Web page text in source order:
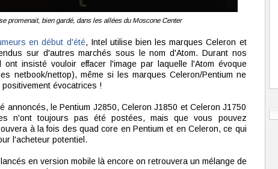
promenait, bien gardé, dans les allées du Moscone Center
en début d'été, Intel utilise bien les marques Celeron et
sur d'autres marchés sous le nom d'Atom. Durant nos
ont insisté vouloir effacer l'image par laquelle l'Atom évoque
netbook/nettop), même si les marques Celeron/Pentium ne
évocatrices !
annoncés, le Pentium J2850, Celeron J1850 et Celeron J1750
n'ont toujours pas été postées, mais que vous pouvez
à la fois des quad core en Pentium et en Celeron, ce qui
l'acheteur potentiel.
en version mobile là encore on retrouvera un mélange de